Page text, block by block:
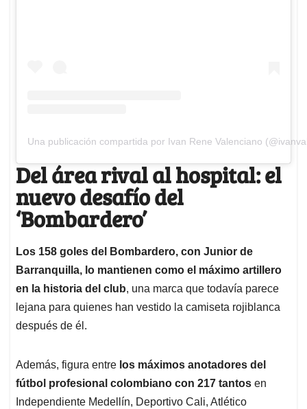
Una publicación compartida por Ivan Rene Valenciano
Del área rival al hospital: el
nuevo desafío del
‘Bombardero’
Los 158 goles del Bombardero, con Junior de
Barranquilla, lo mantienen como el máximo artillero
en la historia del club, una marca que todavía parece
lejana para quienes han vestido la camiseta rojiblanca
después de él.
Además, figura entre los máximos anotadores del
fútbol profesional colombiano con 217 tantos en
Independiente Medellín, Deportivo Cali, Atlético